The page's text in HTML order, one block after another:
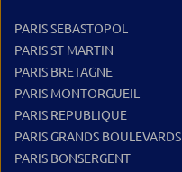
PARIS SEBASTOPOL
PARIS ST MARTIN
PARIS BRETAGNE
PARIS MONTORGUEIL
PARIS REPUBLIQUE
PARIS GRANDS BOULEVARDS
PARIS BONSERGENT